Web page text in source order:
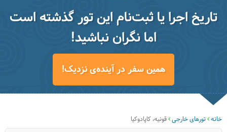
تاریخ اجرا یا ثبت‌نام این تور گذشته است
اما نگران نباشید!
همین سفر در آینده‌ی نزدیک!
خانه تورهای خارجی قونیه، کاپادوکیا